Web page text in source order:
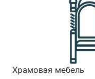
Храмовая мебель